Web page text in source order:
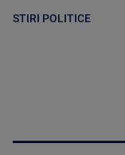
STIRI POLITICE